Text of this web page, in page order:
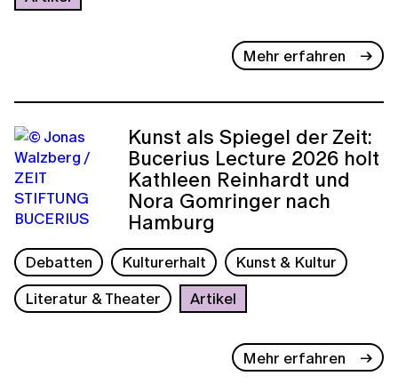
Mehr erfahren
Kunst als Spiegel der Zeit:
Bucerius Lecture 2026 holt
Kathleen Reinhardt und
Nora Gomringer nach
Hamburg
Debatten Kulturerhalt
Kunst & Kultur
Literatur & Theater
Artikel
Mehr erfahren